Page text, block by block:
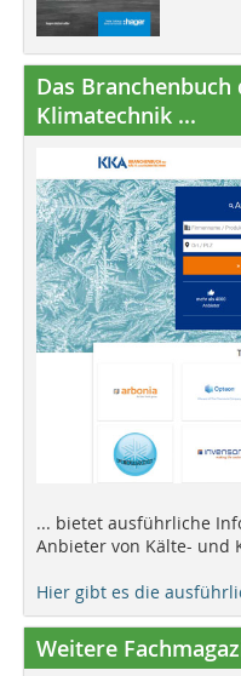
Das
Klimatechnik ...
... bietet ausführliche
Anbieter von Kälte- und
Hier gibt es die
Weitere